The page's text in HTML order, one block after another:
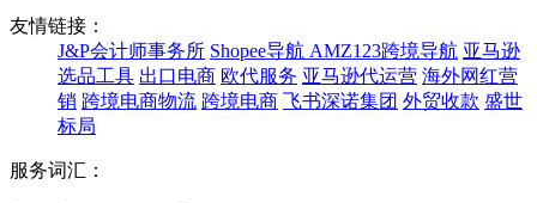
友情链接：
J&P会计师事务所 Shopee导航 AMZ123跨境导航 亚马逊
选品工具 出口电商 欧代服务 亚马逊代运营 海外网红营
销 跨境电商物流 跨境电商 飞书深诺集团 外贸收款 盛世
标局
服务词汇：